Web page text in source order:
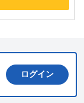
ログイン